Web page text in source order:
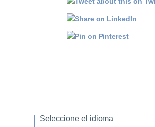
Seleccione el idioma